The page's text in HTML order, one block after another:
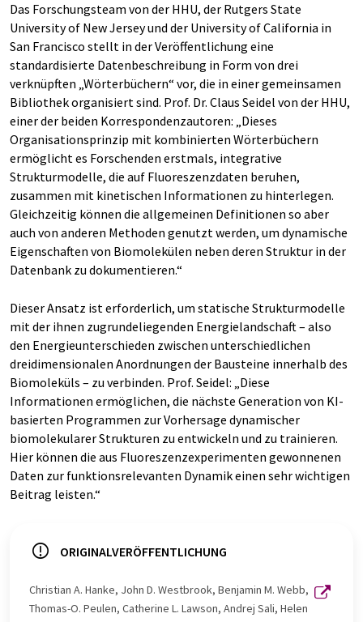
Das Forschungsteam von der HHU, der Rutgers State
University of New Jersey und der University of California in
San Francisco stellt in der Veröffentlichung eine
standardisierte Datenbeschreibung in Form von drei
verknüpften „Wörterbüchern“ vor, die in einer gemeinsamen
Bibliothek organisiert sind. Prof. Dr. Claus Seidel von der HHU,
einer der beiden Korrespondenzautoren: „Dieses
Organisationsprinzip mit kombinierten Wörterbüchern
ermöglicht es Forschenden erstmals, integrative
Strukturmodelle, die auf Fluoreszenzdaten beruhen,
zusammen mit kinetischen Informationen zu hinterlegen.
Gleichzeitig können die allgemeinen Definitionen so aber
auch von anderen Methoden genutzt werden, um dynamische
Eigenschaften von Biomolekülen neben deren Struktur in der
Datenbank zu dokumentieren.“
Dieser Ansatz ist erforderlich, um statische Strukturmodelle
mit der ihnen zugrundeliegenden Energielandschaft – also
den Energieunterschieden zwischen unterschiedlichen
dreidimensionalen Anordnungen der Bausteine innerhalb des
Biomoleküls – zu verbinden. Prof. Seidel: „Diese
Informationen ermöglichen, die nächste Generation von KI-
basierten Programmen zur Vorhersage dynamischer
biomolekularer Strukturen zu entwickeln und zu trainieren.
Hier können die aus Fluoreszenzexperimenten gewonnenen
Daten zur funktionsrelevanten Dynamik einen sehr wichtigen
Beitrag leisten.“
ORIGINALVERÖFFENTLICHUNG
Christian A. Hanke, John D. Westbrook, Benjamin M. Webb,
Thomas-O. Peulen, Catherine L. Lawson, Andrej Sali, Helen